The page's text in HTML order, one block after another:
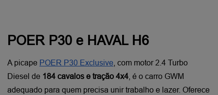
POER P30 e HAVAL H6
A picape POER P30 Exclusive , com motor 2.4 Turbo
Diesel de 184 cavalos e tração 4x4 , é o carro GWM
adequado para quem precisa unir trabalho e lazer. Oferece